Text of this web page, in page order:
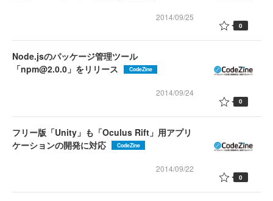
2014/09/25
0
Node.jsのパッケージ管理ツール
「npm@2.0.0」をリリース
CodeZine
2014/09/24
0
フリー版「Unity」も「Oculus Rift」用アプリ
ケーションの開発に対応
CodeZine
2014/09/22
0